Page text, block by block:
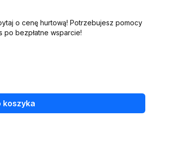
o cenę hurtową! Potrzebujesz pomocy
po bezpłatne wsparcie!
koszyka